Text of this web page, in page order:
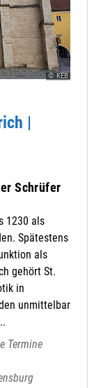
© KEB
|
Schrüfer
1230 als
Spätestens
als
gehört St.
in
unmittelbar
Termine